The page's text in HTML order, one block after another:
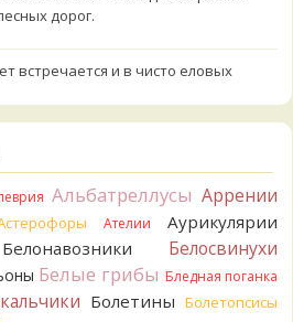
дорог.
встречается и в чисто еловых
мухомора.
всего он.
Альбатреллусы Аррении
Ателии Аурикулярии
Белонавозники Белосвинухи
Белые грибы Бледная поганка
Болетины Болетопсисы